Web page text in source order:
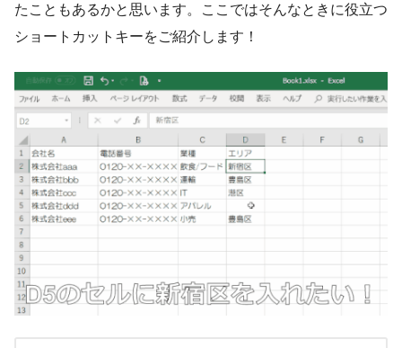
たこともあるかと思います。ここではそんなときに役立つ
ショートカットキーをご紹介します！